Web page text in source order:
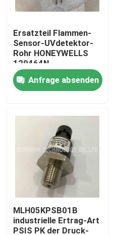
Ersatzteil Flammen-
Sensor-UVdetektor-
Rohr HONEYWELLS
129464N
Anfrage absenden
MLH05KPSB01B
industrielle Ertrag-Art
PSIS PK der Druck-